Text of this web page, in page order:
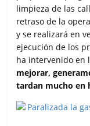
limpieza de las
retraso de la
y se realizará en
ejecución de los
ha intervenido en
mejorar,
tardan mucho en